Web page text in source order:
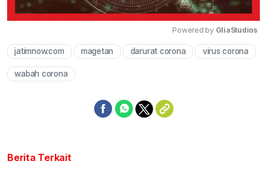
Mute
Powered by GliaStudios
jatimnow.com magetan darurat corona virus corona
wabah corona
Berita Terkait